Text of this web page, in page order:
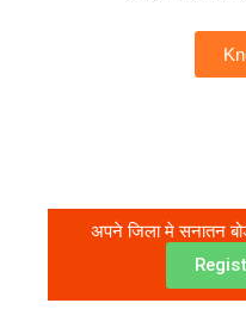
अपने जिला मे सनातन